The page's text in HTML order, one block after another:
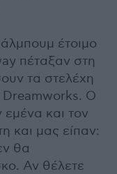
έτοιμο
πέταξαν στη
τα στελέχη
Dreamworks. Ο
και τον
και μας είπαν:
θα
Αν θέλετε